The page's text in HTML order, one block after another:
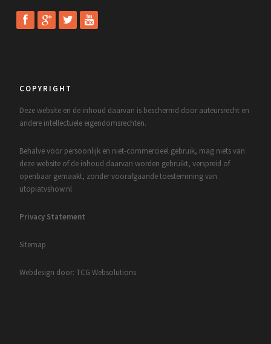
COPYRIGHT
Deze website en de inhoud daarvan is beschermd door auteursrecht en
andere intellectuele eigendomsrechten.
Behalve voor persoonlijk en niet-commercieel gebruik, mag niets van
deze website of de inhoud daarvan worden gebruikt, verspreid of
openbaar gemaakt, zonder voorafgaande toestemming van
utopiatvshow.nl
Privacy Statement
Sitemap
Webdesign door: TCG Websolutions